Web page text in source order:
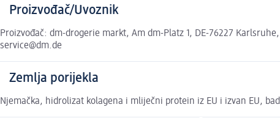
Proizvođač/Uvoznik
Proizvođač: dm-drogerie markt, Am dm-Platz 1, DE-76227
service@dm.de
Zemlja porijekla
Njemačka, hidrolizat kolagena i mliječni protein iz EU i izvan EU,